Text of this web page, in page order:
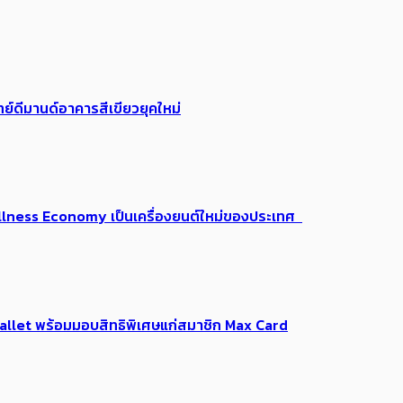
ย์ดีมานด์อาคารสีเขียวยุคใหม่
Economy เป็นเครื่องยนต์ใหม่ของประเทศ
พร้อมมอบสิทธิพิเศษแก่สมาชิก Max Card